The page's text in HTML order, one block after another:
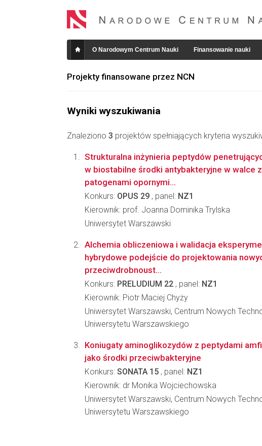
O Narodowym Centrum Nauki Finansowanie nauki
Projekty finansowane przez NCN
Wyniki wyszukiwania
Znaleziono 3 projektów spełniających kryteria
Strukturalna inżynieria peptydów
w biostabilne środki antybakteryjne w walce z
patogenami opornymi...
Konkurs: OPUS 29 , panel: NZ1
Kierownik: prof. Joanna Dominika Trylska
Uniwersytet Warszawski
Alchemia obliczeniowa i walidacja
hybrydowe podejście do projektowania
przeciwdrobnoust...
Konkurs: PRELUDIUM 22 , panel: NZ1
Kierownik: Piotr Maciej Chyży
Uniwersytet Warszawski, Centrum Nowych
Uniwersytetu Warszawskiego
Koniugaty aminoglikozydów z peptydami
jako środki przeciwbakteryjne
Konkurs: SONATA 15 , panel: NZ1
Kierownik: dr Monika Wojciechowska
Uniwersytet Warszawski, Centrum Nowych
Uniwersytetu Warszawskiego